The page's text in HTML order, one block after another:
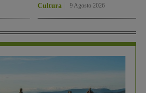
Cultura 9 Agosto 2026